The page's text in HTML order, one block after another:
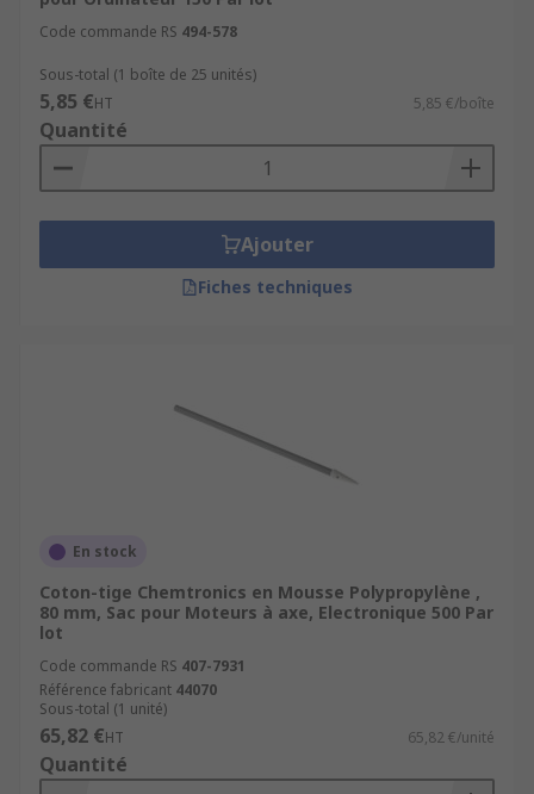
Code commande RS 494-578
Sous-total (1 boîte de 25 unités)
5,85 €HT 5,85 €/boîte
Quantité
Ajouter
Fiches techniques
En stock
Coton-tige Chemtronics en Mousse Polypropylène ,
80 mm, Sac pour Moteurs à axe, Electronique 500 Par
lot
Code commande RS 407-7931
Référence fabricant 44070
Sous-total (1 unité)
65,82 €HT 65,82 €/unité
Quantité